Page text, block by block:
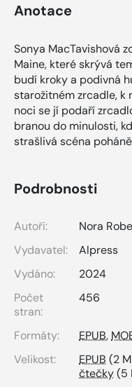
Anotace
Sonya MacTavishová
Maine, které skrývá
budí kroky a podivná
starožitném zrcadle, k
noci se jí podaří
branou do minulosti,
strašlivá scéna
Podrobnosti
Autoři:
Nora
Vydavatel:
Alpress
Vydáno:
2024
Počet
stran:
456
Formáty: EPUB,
Velikost:
EPUB (2
čtečky(5